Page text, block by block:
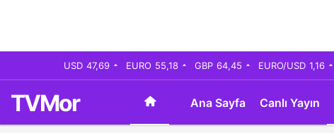
USD 47,69 EURO 55,18 GBP 64,45 EURO/USD 1,16
TVMor Ana Sayfa Canlı Yayın